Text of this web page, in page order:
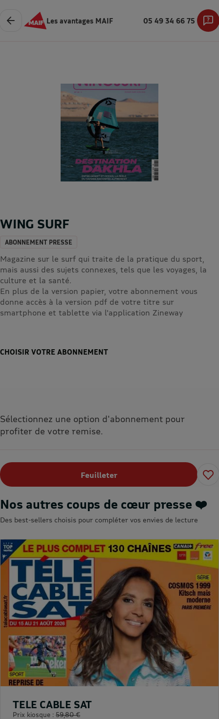
Les avantages MAIF 05 49 34 66 75
WING SURF
ABONNEMENT PRESSE
Magazine sur le surf qui traite de la pratique du sport,
mais aussi des sujets connexes, tels que les voyages, la
culture et la santé.
En plus de la version papier, votre abonnement vous
donne accès à la version pdf de votre titre sur
smartphone et tablette via l'application Zineway
CHOISIR VOTRE ABONNEMENT
Sélectionnez une option d'abonnement pour
profiter de votre remise.
Feuilleter
Nos autres coups de cœur presse ❤️
Des best-sellers choisis pour compléter vos envies de lecture
TELE CABLE SAT
Prix kiosque : 59,80 €